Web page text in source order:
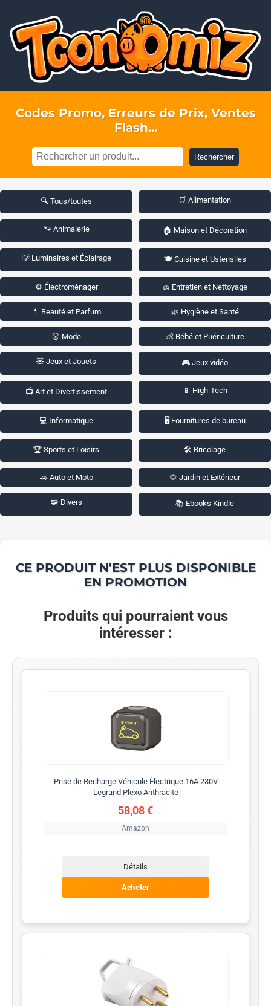
Codes Promo, Erreurs de Prix, Ventes
Flash...
Rechercher
🔍 Tous/toutes 🛒 Alimentation
🐾 Animalerie 🏠 Maison et Décoration
💡 Luminaires et Éclairage 🍽️ Cuisine et Ustensiles
⚙️ Électroménager 🧽 Entretien et Nettoyage
💄 Beauté et Parfum 🌿 Hygiène et Santé
👗 Mode 👶 Bébé et Puériculture
🧸 Jeux et Jouets 🎮 Jeux vidéo
📺 Art et Divertissement 📱 High-Tech
💻 Informatique 🖥️ Fournitures de bureau
🏆 Sports et Loisirs 🛠️ Bricolage
🚗 Auto et Moto 🌻 Jardin et Extérieur
🧩 Divers 📚 Ebooks Kindle
CE PRODUIT N'EST PLUS DISPONIBLE
EN PROMOTION
Produits qui pourraient vous
intéresser :
Prise de Recharge Véhicule Électrique 16A 230V
Legrand Plexo Anthracite
58,08 €
Amazon
Détails
Acheter